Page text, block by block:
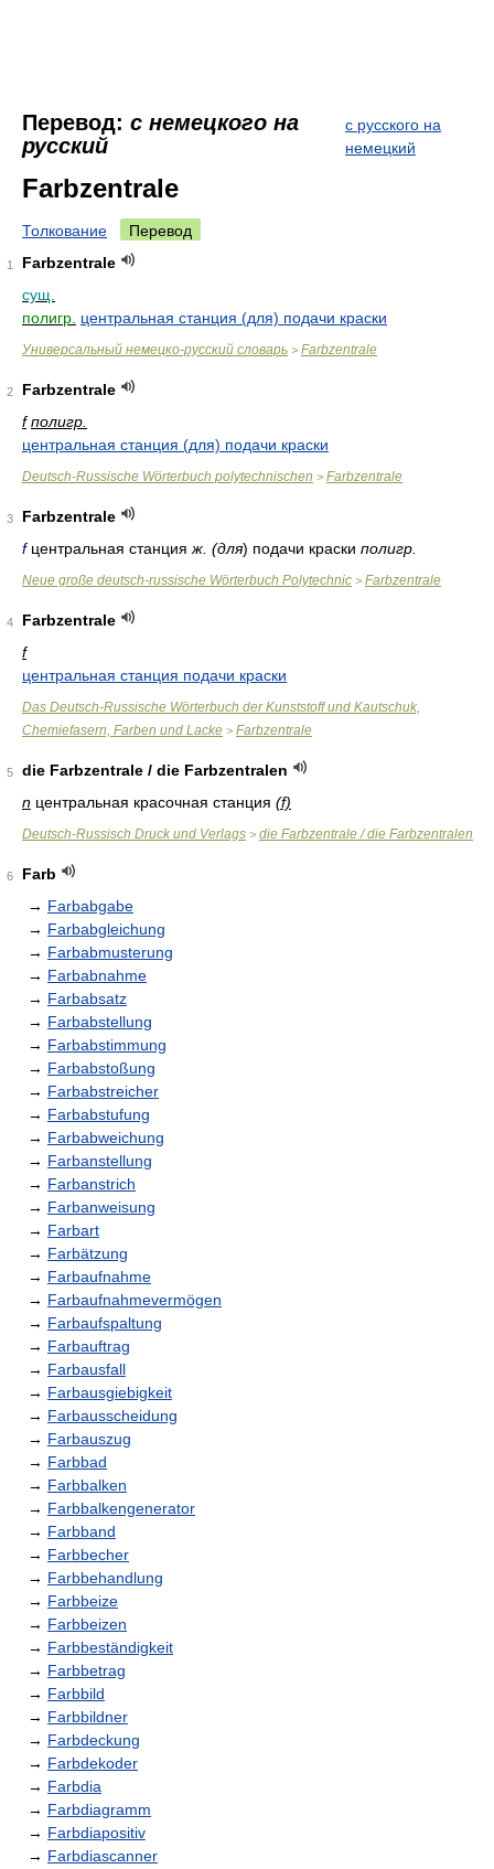
Перевод: с немецкого на
русский
с русского на
немецкий
Farbzentrale
Толкование Перевод
1
Farbzentrale
сущ.
полигр. центральная станция (для) подачи краски
Универсальный немецко-русский словарь > Farbzentrale
2
Farbzentrale
f полигр.
центральная станция (для) подачи краски
Deutsch-Russische Wörterbuch polytechnischen > Farbzentrale
3
Farbzentrale
fцентральная станция ж. (для) подачи краски полигр.
Neue große deutsch-russische Wörterbuch Polytechnic > Farbzentrale
4
Farbzentrale
f
центральная станция подачи краски
Das Deutsch-Russische Wörterbuch der Kunststoff und Kautschuk,
Chemiefasern, Farben und Lacke > Farbzentrale
5
die Farbzentrale / die Farbzentralen
n центральная красочная станция (f)
Deutsch-Russisch Druck und Verlags > die Farbzentrale / die Farbzentralen
6
Farb
→ Farbabgabe
→ Farbabgleichung
→ Farbabmusterung
→ Farbabnahme
→ Farbabsatz
→ Farbabstellung
→ Farbabstimmung
→ Farbabstoßung
→ Farbabstreicher
→ Farbabstufung
→ Farbabweichung
→ Farbanstellung
→ Farbanstrich
→ Farbanweisung
→ Farbart
→ Farbätzung
→ Farbaufnahme
→ Farbaufnahmevermögen
→ Farbaufspaltung
→ Farbauftrag
→ Farbausfall
→ Farbausgiebigkeit
→ Farbausscheidung
→ Farbauszug
→ Farbbad
→ Farbbalken
→ Farbbalkengenerator
→ Farbband
→ Farbbecher
→ Farbbehandlung
→ Farbbeize
→ Farbbeizen
→ Farbbeständigkeit
→ Farbbetrag
→ Farbbild
→ Farbbildner
→ Farbdeckung
→ Farbdekoder
→ Farbdia
→ Farbdiagramm
→ Farbdiapositiv
→ Farbdiascanner